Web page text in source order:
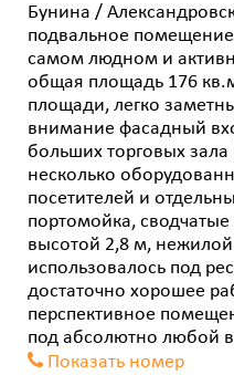
Бунина /
подвальное
самом людном и
общая площадь 176
площади, легко
внимание фасадный
больших торговых зала
несколько
посетителей и
портомойка,
высотой 2,8 м,
использовалось под
достаточно хорошее
перспективное
под абсолютно любой
Показать номер